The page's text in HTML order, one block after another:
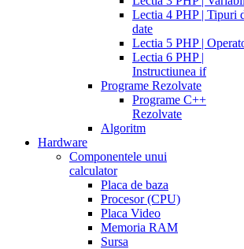
Lectia 4 PHP | Tipuri
date
Lectia 5 PHP |
Lectia 6 PHP |
Instructiunea if
Programe Rezolvate
Programe C++
Rezolvate
Algoritm
Hardware
Componentele unui
calculator
Placa de baza
Procesor (CPU)
Placa Video
Memoria RAM
Sursa